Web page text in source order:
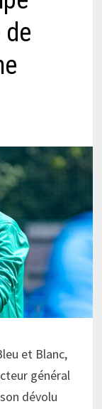
de
et Blanc,
général
dévolu